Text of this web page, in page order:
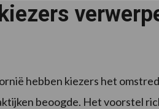
hebben kiezers het
beoogde. Het voorstel